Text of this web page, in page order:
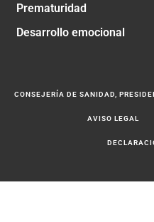
Prematuridad
Desarrollo emocional
CONSEJERÍA DE SANIDAD,
AVISO LEGAL